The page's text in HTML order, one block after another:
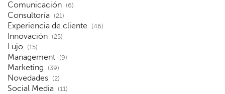
Comunicación (6)
Consultoría (21)
Experiencia de cliente (46)
Innovación (25)
Lujo (15)
Management (9)
Marketing (39)
Novedades (2)
Social Media (11)